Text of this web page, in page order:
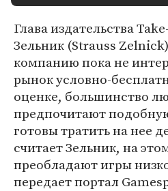
Глава издательства
Зельник (Strauss
компанию пока не
рынок условно-
оценке, большинство
предпочитают
готовы тратить на нее
считает Зельник, на
преобладают игры
передает портал